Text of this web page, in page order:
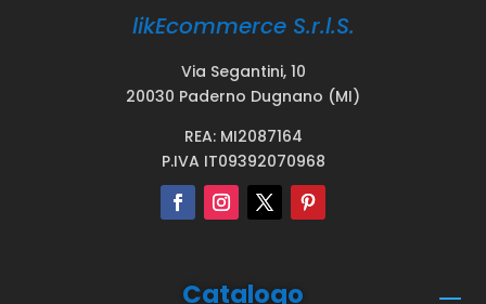
likEcommerce S.r.l.S.
Via Segantini, 10
20030 Paderno Dugnano (MI)
REA: MI2087164
P.IVA IT09392070968
Catalogo